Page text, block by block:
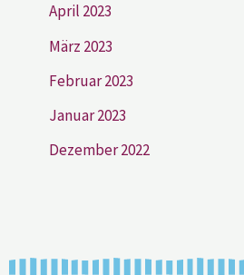
April 2023
März 2023
Februar 2023
Januar 2023
Dezember 2022